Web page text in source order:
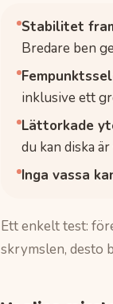
Stabilitet
Bredare ben
inklusive ett
Lättorkade
du kan diska
Inga vassa
Ett enkelt test:
skrymslen, desto